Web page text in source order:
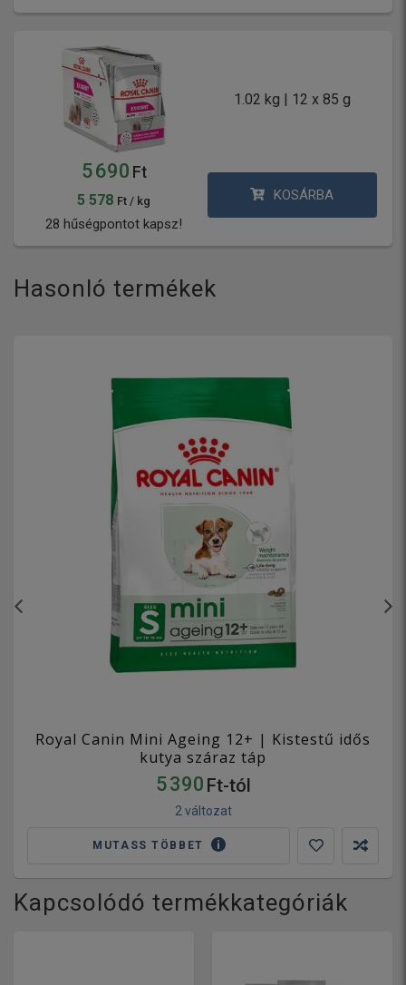
1.02 kg | 12 x 85 g
5 690 Ft
5 578 Ft / kg
28 hűségpontot kapsz!
KOSÁRBA
Hasonló termékek
Royal Canin Mini Ageing 12+ | Kistestű idős
kutya száraz táp
5 390 Ft-tól
2 változat
MUTASS TÖBBET
Kapcsolódó termékkategóriák